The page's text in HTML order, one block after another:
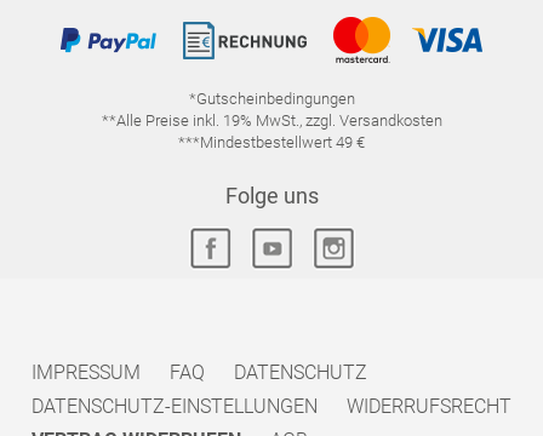
*Gutscheinbedingungen
**Alle Preise inkl. 19% MwSt., zzgl. Versandkosten
***Mindestbestellwert 49 €
Folge uns
IMPRESSUM FAQ
DATENSCHUTZ
DATENSCHUTZ-EINSTELLUNGEN
WIDERRUFSRECHT